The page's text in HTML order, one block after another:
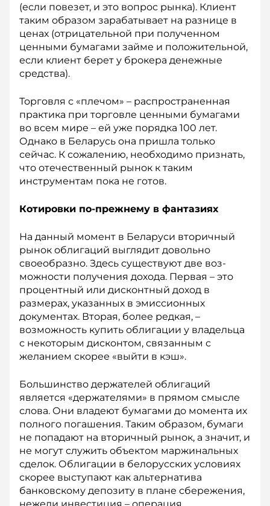
(если повезет, и это вопрос рынка). Клиент
таким образом зарабатывает на разнице в
ценах (отрицательной при полученном
ценными бумагами займе и положительной,
если клиент берет у брокера денежные
средства).
Торговля с «плечом» – рас­пространенная
практика при торговле ценными бумагами
во всем мире – ей уже порядка 100 лет.
Однако в Беларусь она пришла только
сейчас. К сожалению, необходимо признать,
что отечественный рынок к таким
инструментам пока не готов.
Котировки по-прежнему в фантазиях
На данный момент в Беларуси вторичный
рынок облигаций выглядит довольно
своеобразно. Здесь существуют две воз­
можности получения дохода. Первая – это
процентный или дисконтный доход в
размерах, указанных в эмиссионных
документах. Вторая, более редкая, –
возможность купить облигации у владельца
с некоторым дис­контом, связанным с
желанием скорее «выйти в кэш».
Большинство держателей об­лигаций
является «держателями» в прямом смысле
слова. Они владеют бумагами до момента их
полного погашения. Таким образом, бумаги
не попадают на вторичный рынок, а значит, и
не могут служить объектом маржинальных
сделок. Облигации в белорусских условиях
скорее выступают как альтернатива
банковскому депозиту в плане сбережения,
нежели инвестиция – операция,